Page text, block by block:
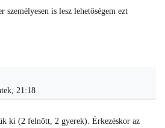
személyesen is lesz lehetőségem ezt
21:18
ki (2 felnőtt, 2 gyerek). Érkezéskor az